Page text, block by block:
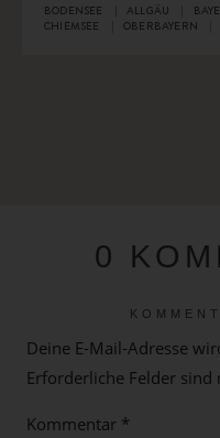
BODENSEE ALLGÄU
CHIEMSEE
OBERBAYERN
0
Deine E-Mail-Adresse
Erforderliche Felder sind
Kommentar *